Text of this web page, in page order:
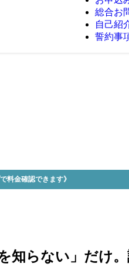
総合お
自己紹
誓約事
料金確認できます》
知らない」だけ